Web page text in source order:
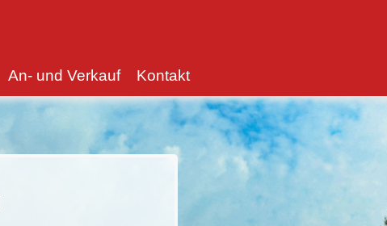
An- und Verkauf Kontakt